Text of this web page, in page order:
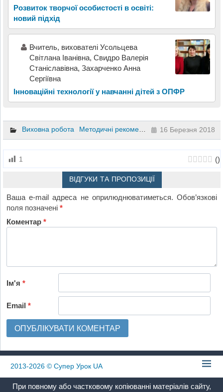
Розвиток творчої особистості в освіті:
новий підхід
Вчитель, вихователі Усольцева
Світлана Іванівна, Свидро Валерія
Станіславівна, Захарченко Анна
Сергіївна
Інноваційні технології у навчанні дітей з ОПФР
Виховна робота Методичні рекомендації Підручники та
16 Березня 2018
1 ()
ВІДГУКИ ТА ПРОПОЗИЦІЇ
Ваша e-mail адреса не оприлюднюватиметься. Обов’язкові
поля позначені*
Коментар*
Ім'я*
Email*
2013-2026 © Супер Урок UA
При повному або частковому копіюванні матеріалів сайту,